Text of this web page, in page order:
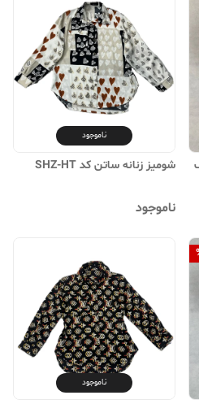
ناموجود
شومیز زنانه ساتن کد SHZ-HT
ناموجود
ناموجود